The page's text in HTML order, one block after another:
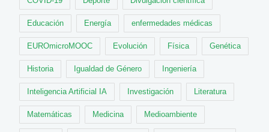
Educación Energía enfermedades médicas
EUROmicroMOOC Evolución Física Genética
Historia Igualdad de Género Ingeniería
Inteligencia Artificial IA Investigación Literatura
Matemáticas Medicina Medioambiente